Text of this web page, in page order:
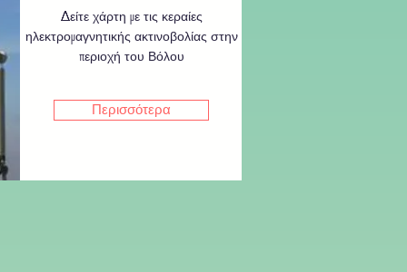
Δείτε χάρτη με τις κεραίες
ηλεκτρομαγνητικής ακτινοβολίας στην
περιοχή του Βόλου
Περισσότερα